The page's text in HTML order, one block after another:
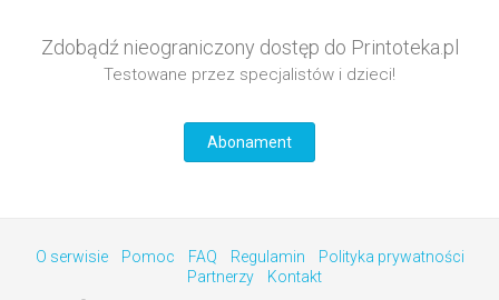
Zdobądź nieograniczony dostęp do Printoteka.pl
Testowane przez specjalistów i dzieci!
Abonament
O serwisie Pomoc FAQ Regulamin
Polityka prywatności
Partnerzy
Kontakt